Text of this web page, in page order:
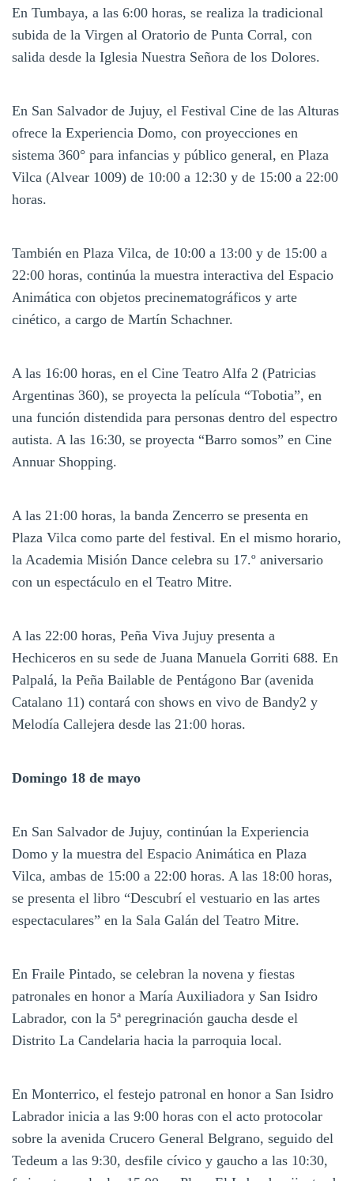
En Tumbaya, a las 6:00 horas, se realiza la tradicional
subida de la Virgen al Oratorio de Punta Corral, con
salida desde la Iglesia Nuestra Señora de los Dolores.
En San Salvador de Jujuy, el Festival Cine de las Alturas
ofrece la Experiencia Domo, con proyecciones en
sistema 360° para infancias y público general, en Plaza
Vilca (Alvear 1009) de 10:00 a 12:30 y de 15:00 a 22:00
horas.
También en Plaza Vilca, de 10:00 a 13:00 y de 15:00 a
22:00 horas, continúa la muestra interactiva del Espacio
Animática con objetos precinematográficos y arte
cinético, a cargo de Martín Schachner.
A las 16:00 horas, en el Cine Teatro Alfa 2 (Patricias
Argentinas 360), se proyecta la película “Tobotia”, en
una función distendida para personas dentro del espectro
autista. A las 16:30, se proyecta “Barro somos” en Cine
Annuar Shopping.
A las 21:00 horas, la banda Zencerro se presenta en
Plaza Vilca como parte del festival. En el mismo horario,
la Academia Misión Dance celebra su 17.º aniversario
con un espectáculo en el Teatro Mitre.
A las 22:00 horas, Peña Viva Jujuy presenta a
Hechiceros en su sede de Juana Manuela Gorriti 688. En
Palpalá, la Peña Bailable de Pentágono Bar (avenida
Catalano 11) contará con shows en vivo de Bandy2 y
Melodía Callejera desde las 21:00 horas.
Domingo 18 de mayo
En San Salvador de Jujuy, continúan la Experiencia
Domo y la muestra del Espacio Animática en Plaza
Vilca, ambas de 15:00 a 22:00 horas. A las 18:00 horas,
se presenta el libro “Descubrí el vestuario en las artes
espectaculares” en la Sala Galán del Teatro Mitre.
En Fraile Pintado, se celebran la novena y fiestas
patronales en honor a María Auxiliadora y San Isidro
Labrador, con la 5ª peregrinación gaucha desde el
Distrito La Candelaria hacia la parroquia local.
En Monterrico, el festejo patronal en honor a San Isidro
Labrador inicia a las 9:00 horas con el acto protocolar
sobre la avenida Crucero General Belgrano, seguido del
Tedeum a las 9:30, desfile cívico y gaucho a las 10:30,